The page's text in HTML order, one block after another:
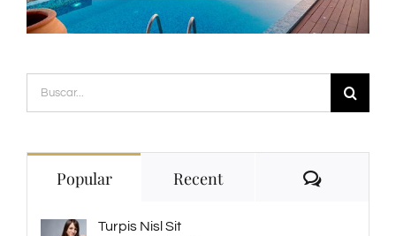
Buscar:
Popular Recent
Turpis Nisl Sit